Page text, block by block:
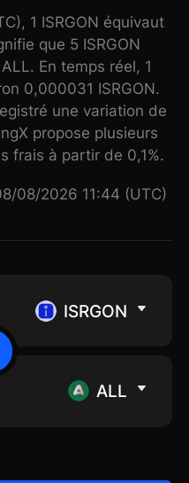
1 ISRGON équivaut
que 5 ISRGON
En temps réel, 1
0,000031 ISRGON.
une variation de
propose plusieurs
frais à partir de 0,1%.
08/2026 11:44 (UTC)
ISRGON
ALL